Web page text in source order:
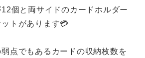
個と両サイドのカードホルダー
トがあります💳
点でもあるカードの収納枚数を